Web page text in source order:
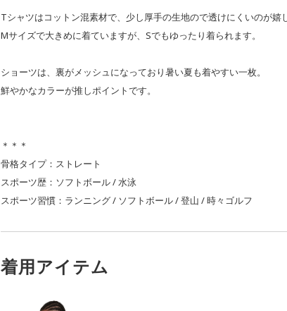
Tシャツはコットン混素材で、少し厚手の生地ので透けにくいのが嬉
Mサイズで大きめに着ていますが、Sでもゆったり着られます。
ショーツは、裏がメッシュになっており暑い夏も着やすい一枚。
鮮やかなカラーが推しポイントです。
＊＊＊
骨格タイプ：ストレート
スポーツ歴：ソフトボール / 水泳
スポーツ習慣：ランニング / ソフトボール / 登山 / 時々ゴルフ
着用アイテム